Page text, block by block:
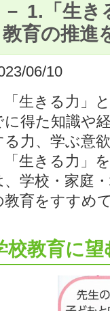
－ 1.「生
教育の推進
06/10
生きる力」
に得た知識や
る力、学ぶ意
生きる力」
、学校・家庭
教育をすすめ
校教育に望